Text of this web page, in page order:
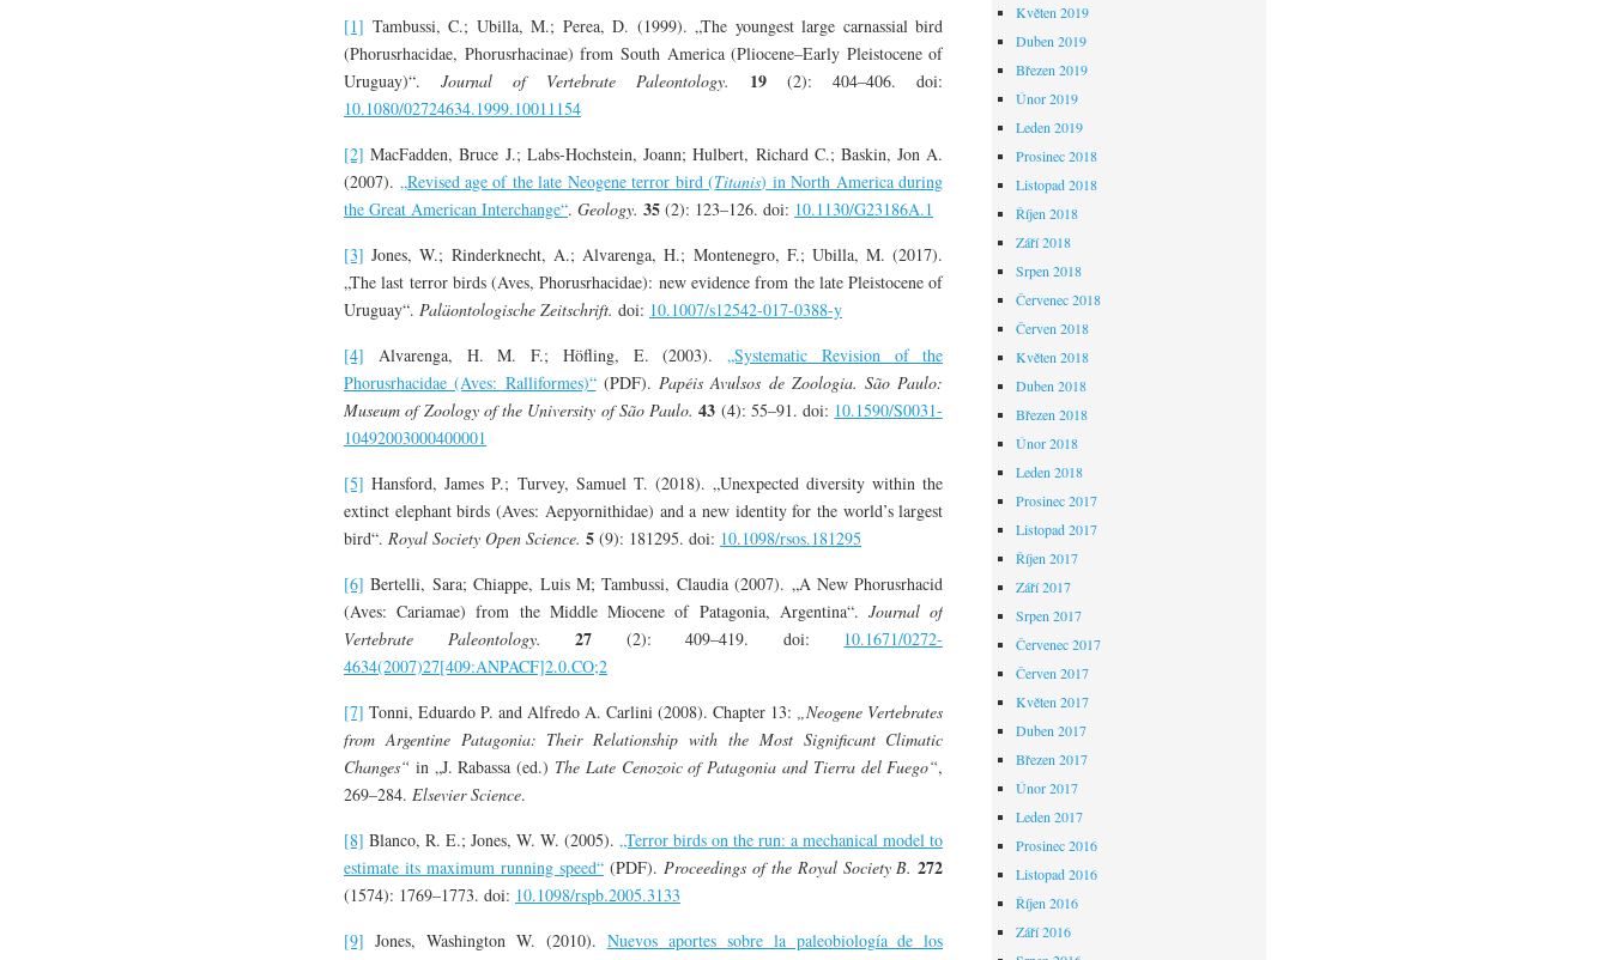
[1] Tambussi, C.; Ubilla, M.; Perea, D. (1999). „The youngest large carnassial bird
(Phorusrhacidae, Phorusrhacinae) from South America (Pliocene–Early Pleistocene of
Uruguay)“.Journal of Vertebrate Paleontology. 19 (2): 404–406. doi:
10.1080/02724634.1999.10011154
[2] MacFadden, Bruce J.; Labs-Hochstein, Joann; Hulbert, Richard C.; Baskin, Jon A.
(2007). „Revised age of the late Neogene terror bird (Titanis) in North America during
the Great American Interchange“. Geology. 35 (2): 123–126. doi: 10.1130/G23186A.1
[3] Jones, W.; Rinderknecht, A.; Alvarenga, H.; Montenegro, F.; Ubilla, M. (2017).
„The last terror birds (Aves, Phorusrhacidae): new evidence from the late Pleistocene of
Uruguay“. Paläontologische Zeitschrift. doi: 10.1007/s12542-017-0388-y
[4] Alvarenga, H. M. F.; Höfling, E. (2003). „Systematic Revision of the
Phorusrhacidae (Aves: Ralliformes)“(PDF). Papéis Avulsos de Zoologia. São Paulo:
Museum of Zoology of the University of São Paulo. 43 (4): 55–91. doi: 10.1590/S0031-
10492003000400001
[5] Hansford, James P.; Turvey, Samuel T. (2018). „Unexpected diversity within the
extinct elephant birds (Aves: Aepyornithidae) and a new identity for the world’s largest
bird“. Royal Society Open Science. 5 (9): 181295. doi: 10.1098/rsos.181295
[6] Bertelli, Sara; Chiappe, Luis M; Tambussi, Claudia (2007). „A New Phorusrhacid
(Aves: Cariamae) from the Middle Miocene of Patagonia, Argentina“.Journal of
Vertebrate Paleontology.
27 (2): 409–419. doi: 10.1671/0272-
4634(2007)27[409:ANPACF]2.0.CO;2
[7] Tonni, Eduardo P. and Alfredo A. Carlini (2008). Chapter 13: „Neogene Vertebrates
from Argentine Patagonia: Their Relationship with the Most Significant Climatic
Changes“ in „J. Rabassa (ed.) The Late Cenozoic of Patagonia and Tierra del Fuego“,
269–284. Elsevier Science.
[8] Blanco, R. E.; Jones, W. W. (2005). „Terror birds on the run: a mechanical model to
estimate its maximum running speed“(PDF). Proceedings of the Royal Society B. 272
(1574): 1769–1773. doi: 10.1098/rspb.2005.3133
[9] Jones, Washington W. (2010). Nuevos aportes sobre la paleobiología de los
Květen 2019
Duben 2019
Březen 2019
Únor 2019
Leden 2019
Prosinec 2018
Listopad 2018
Říjen 2018
Září 2018
Srpen 2018
Červenec 2018
Červen 2018
Květen 2018
Duben 2018
Březen 2018
Únor 2018
Leden 2018
Prosinec 2017
Listopad 2017
Říjen 2017
Září 2017
Srpen 2017
Červenec 2017
Červen 2017
Květen 2017
Duben 2017
Březen 2017
Únor 2017
Leden 2017
Prosinec 2016
Listopad 2016
Říjen 2016
Září 2016